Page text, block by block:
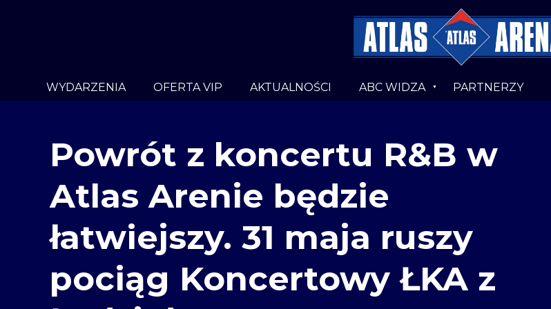
WYDARZENIA OFERTA VIP AKTUALNOŚCI ABC WIDZA PARTNERZY
Powrót z koncertu R&B w
Atlas Arenie będzie
łatwiejszy. 31 maja ruszy
pociąg Koncertowy ŁKA z